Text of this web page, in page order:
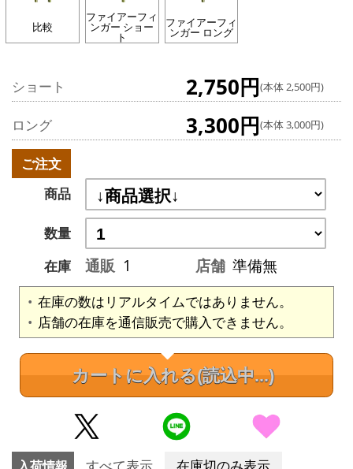
比較
ファイアーフィ
ンガー ショー
ト
ファイアーフィ
ンガー ロング
ショート 2,750円(本体 2,500円)
ロング 3,300円(本体 3,000円)
ご注文
商品
数量
在庫
通販 1 店舗 準備無
在庫の数はリアルタイムではありません。
店舗の在庫を通信販売で購入できません。
カートに入れる(読込中...)